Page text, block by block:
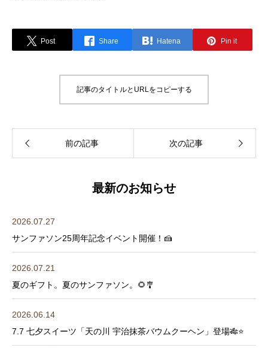
Post Share Hatena Pin it
記事のタイトルとURLをコピーする
最新のお知らせ
2026.07.27
サンファソン25周年記念イベント開催！🍰
2026.07.21
夏のギフト。夏のサンファソン。🌻🎐
2026.06.14
7.7 七夕スイーツ「天の川 宇治抹茶バウムクーヘン」登場🎋⭐️